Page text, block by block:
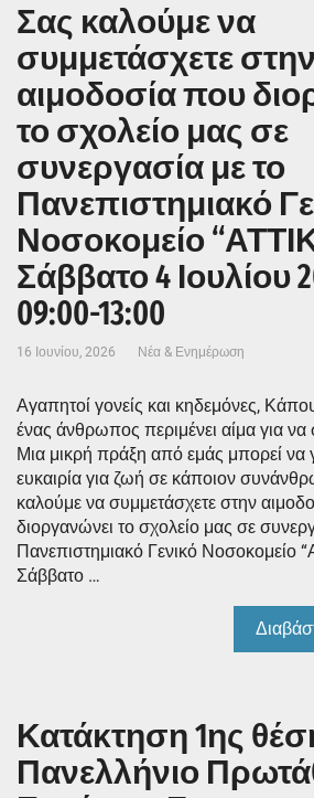
Σας καλούμε να
συμμετάσχετε στην
αιμοδοσία που
το σχολείο μας σε
συνεργασία με το
Πανεπιστημιακό
Νοσοκομείο
Σάββατο 4 Ιουλίου
09:00-13:00
16 Ιουνίου, 2026 Νέα & Ενημέρωση
Αγαπητοί γονείς και κηδεμόνες,
ένας άνθρωπος περιμένει αίμα για να
Μια μικρή πράξη από εμάς μπορεί να
ευκαιρία για ζωή σε κάποιον
καλούμε να συμμετάσχετε στην
διοργανώνει το σχολείο μας σε
Πανεπιστημιακό Γενικό Νοσοκομείο
Σάββατο …
Κατάκτηση 1ης
Πανελλήνιο